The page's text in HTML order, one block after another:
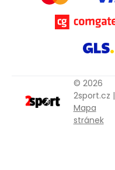
© 2026
2sport.cz |
Mapa
stránek